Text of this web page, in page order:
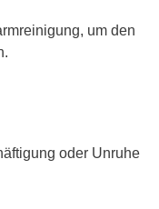
um den
oder Unruhe